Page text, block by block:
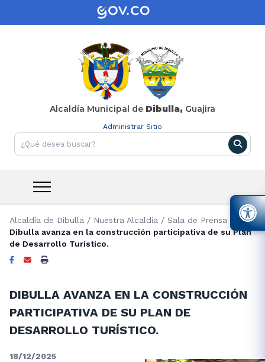
Alcaldía Municipal de Dibulla, Guajira
Administrar Sitio
Alcaldía de Dibulla / Nuestra Alcaldía / Sala de Prensa
Dibulla avanza en la construcción participativa de su Plan
de Desarrollo Turístico.
DIBULLA AVANZA EN LA CONSTRUCCIÓN
PARTICIPATIVA DE SU PLAN DE
DESARROLLO TURÍSTICO.
18/12/2025